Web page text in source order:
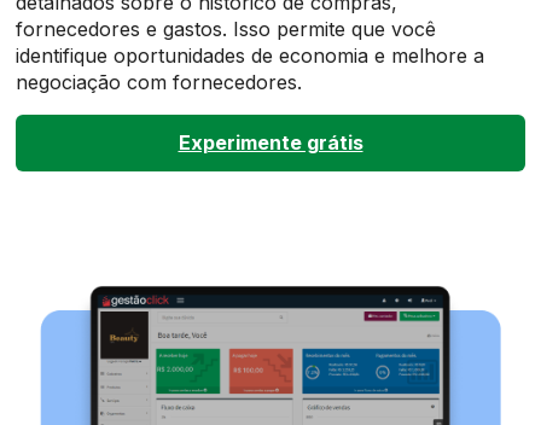
fornecedores e gastos. Isso permite que você
identifique oportunidades de economia e melhore a
negociação com fornecedores.
Experimente grátis